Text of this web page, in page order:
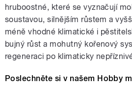
hruboostné, které se vyznačují
soustavou, silnějším růstem a
méně vhodné klimatické i
bujný růst a mohutný kořenový
regeneraci po klimaticky
Poslechněte si v našem Hobby